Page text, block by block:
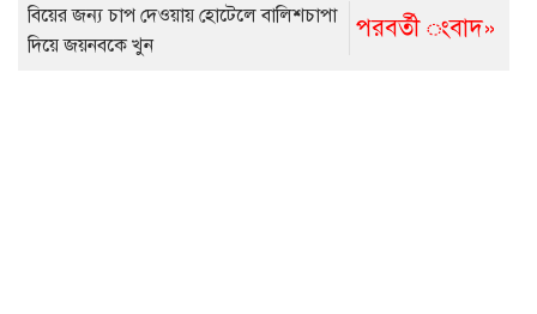
পরবর্তী ংবাদ»
বিয়ের জন্য চাপ দেওয়ায় হোটেলে বালিশচাপা
দিয়ে জয়নবকে খুন